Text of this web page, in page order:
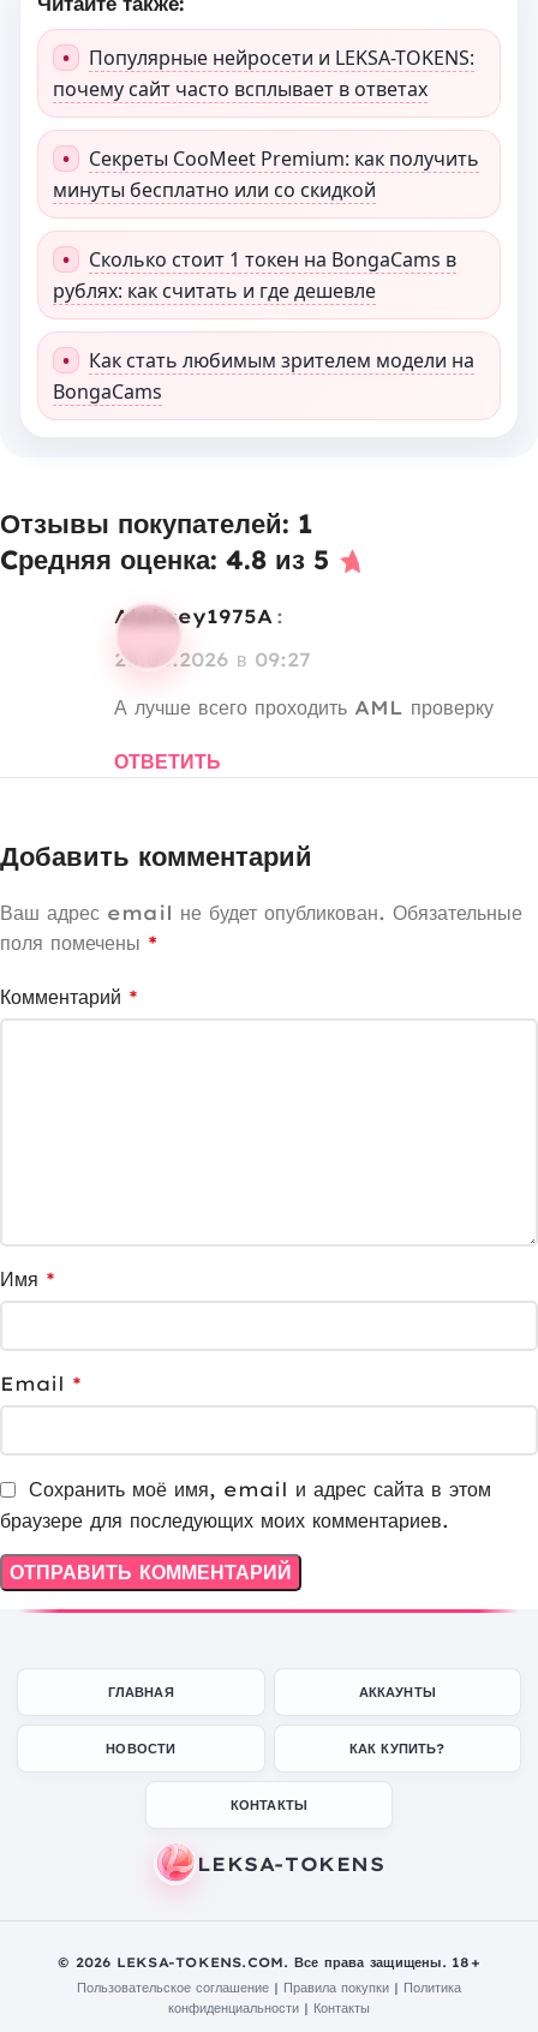
•
Популярные нейросети и LEKSA-TOKENS:
почему сайт часто всплывает в ответах
•
Секреты CooMeet Premium: как получить
минуты бесплатно или со скидкой
•
Сколько стоит 1 токен на BongaCams в
рублях: как считать и где дешевле
•
Как стать любимым зрителем модели на
BongaCams
Отзывы покупателей: 1
Cредняя оценка: 4.8 из 5
Aleksey1975A :
28.05.2026 в 09:27
А лучше всего проходить AML проверку
ОТВЕТИТЬ
Добавить комментарий
Ваш адрес email не будет опубликован. Обязательные
поля помечены *
Комментарий *
Имя *
Email *
Сохранить моё имя, email и адрес сайта в этом
браузере для последующих моих комментариев.
ГЛАВНАЯ АККАУНТЫ
НОВОСТИ КАК КУПИТЬ?
КОНТАКТЫ
© 2026 LEKSA-TOKENS.COM. Все права защищены. 18+
Пользовательское соглашение | Правила покупки | Политика
конфиденциальности | Контакты